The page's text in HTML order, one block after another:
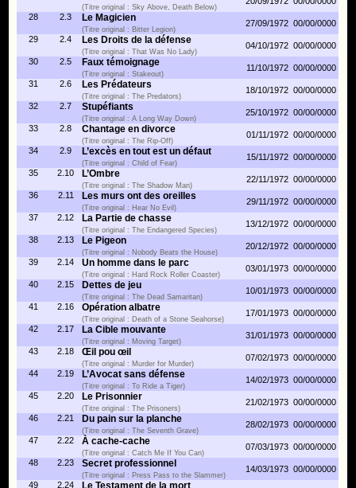
(Titre original : Sky Above, Death Below)
28
2.3 Le Magicien
(Titre original : Bitter Legion)
27/09/1972 00/00/0000
29
2.4 Les Droits de la défense
(Titre original : That Was No Lady)
04/10/1972 00/00/0000
30
2.5 Faux témoignage
(Titre original : Stakeout)
11/10/1972 00/00/0000
31
2.6 Les Prédateurs
(Titre original : The Predators)
18/10/1972 00/00/0000
32
2.7 Stupéfiants
(Titre original : A Long Way Down)
25/10/1972 00/00/0000
33
2.8 Chantage en divorce
(Titre original : The Rip-Off)
01/11/1972 00/00/0000
34
2.9 L’excès en tout est un défaut
(Titre original : Child of Fear)
15/11/1972 00/00/0000
35
2.10 L’Ombre
(Titre original : The Shadow Man)
22/11/1972 00/00/0000
36
2.11 Les murs ont des oreilles
(Titre original : Hear No Evil)
29/11/1972 00/00/0000
37
2.12 La Partie de chasse
(Titre original : The Endangered Species)
13/12/1972 00/00/0000
38
2.13 Le Pigeon
(Titre original : Nobody Beats the House)
20/12/1972 00/00/0000
39
2.14 Un homme dans le parc
(Titre original : Hard Rock Roller Coaster)
03/01/1973 00/00/0000
40
2.15 Dettes de jeu
(Titre original : The Dead Samaritan)
10/01/1973 00/00/0000
41
2.16 Opération albatre
(Titre original : Death of a Stone Seahorse)
17/01/1973 00/00/0000
42
2.17 La Cible mouvante
(Titre original : Moving Target)
31/01/1973 00/00/0000
43
2.18 Œil pou œil
(Titre original : Murder for Murder)
07/02/1973 00/00/0000
44
2.19 L’Avocat sans défense
(Titre original : To Ride a Tiger)
14/02/1973 00/00/0000
45
2.20 Le Prisonnier
(Titre original : The Prisoners)
21/02/1973 00/00/0000
46
2.21 Du pain sur la planche
(Titre original : The Seventh Grave)
28/02/1973 00/00/0000
47
2.22 À cache-cache
(Titre original : Catch Me If You Can)
07/03/1973 00/00/0000
48
2.23 Secret professionnel
(Titre original : Press Pass to the Slammer)
14/03/1973 00/00/0000
49
2.24 Le Testament de la mort